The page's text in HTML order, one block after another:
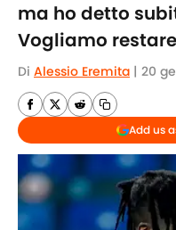
ma ho detto
Vogliamo
Di Alessio Eremita | 20
Add us